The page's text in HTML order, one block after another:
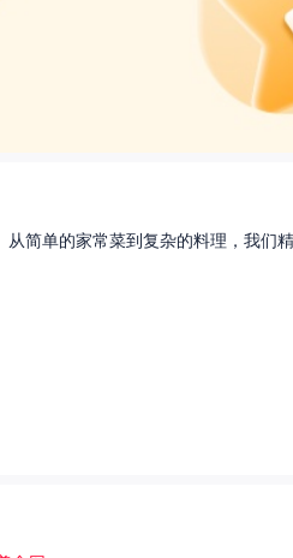
简单的家常菜到复杂的料理，我们